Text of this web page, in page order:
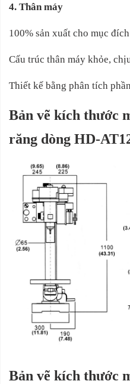
4. Thân máy
100% sản xuất cho mục
Cấu trúc thân máy khỏe,
Thiết kế bằng phân tích
Bản vẽ kích thước
răng dòng HD-
Bản vẽ kích thước